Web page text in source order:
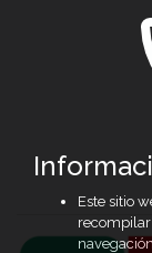
Este sitio